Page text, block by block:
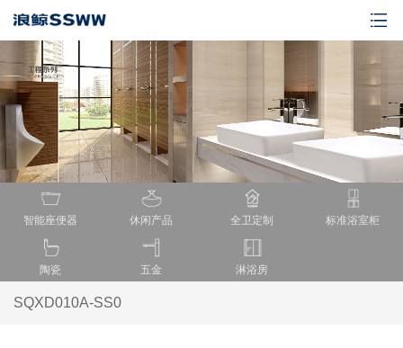
智能座便器 休闲产品 全卫定制 标准浴室柜
陶瓷 五金 淋浴房
SQXD010A-SS0